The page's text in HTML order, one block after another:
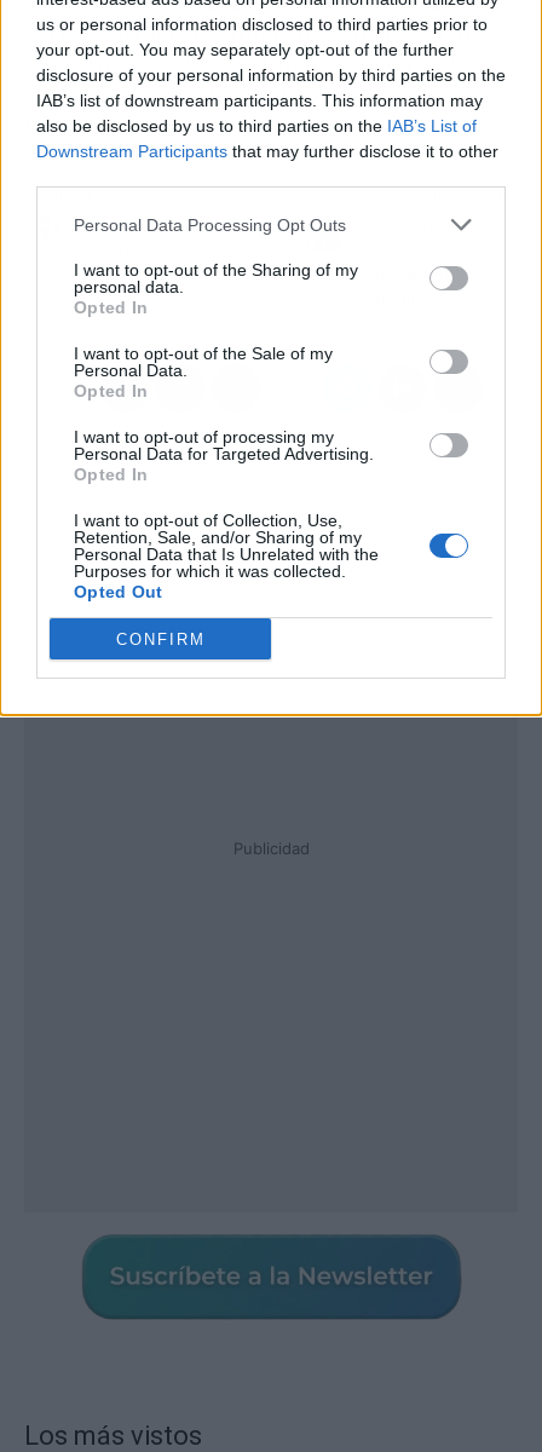
us or personal information disclosed to third parties prior to
your opt-out. You may separately opt-out of the further
disclosure of your personal information by third parties on the
IAB’s list of downstream participants. This information may
also be disclosed by us to third parties on the IAB’s List of
Downstream Participants that may further disclose it to other
Personal Data Processing Opt Outs
I want to opt-out of the Sharing of my
personal data.
Opted In
I want to opt-out of the Sale of my
Personal Data.
Opted In
I want to opt-out of processing my
Personal Data for Targeted Advertising.
Opted In
I want to opt-out of Collection, Use,
Retention, Sale, and/or Sharing of my
Personal Data that Is Unrelated with the
Purposes for which it was collected.
Opted Out
CONFIRM
permite el registro simultáneo en los 85 países
que forman parte de la Unión de Madrid. Todo
esto se logra a partir de una marca nacional ya
registrada.
Olika Stands explica las
stand reutilizable
Los cursos para la
Master de Antonio
Publicidad
Los más vistos